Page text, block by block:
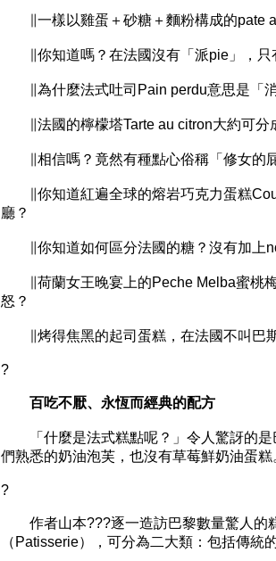
∥一樣以雞蛋＋砂糖＋麵粉構成的pate a
∥你知道嗎？在法國沒有「派pie」，只
∥為什麼法式吐司Pain perdu意思是「消
∥法國的檸檬塔Tarte au citron大約可分
∥相信嗎？竟然有種點心俗稱「修女的
∥你知道紅遍全球的熔岩巧克力蛋糕
廳？
∥你知道如何區分法國的糖？沒有加上
∥荷蘭女王晚宴上的Peche Melba蜜桃梅
怒？
∥烤得焦黑的起司蛋糕，在法國不叫巴斯
?
百吃不厭、永恆而經典的配方
「什麼是法式糕點呢？」令人驚訝的是
們熟悉的奶油泡芙，也沒有草莓鮮奶油蛋糕
?
作者山本???逐一造訪巴黎數量驚人的
（Patisserie），可分為二大類：包括傳統